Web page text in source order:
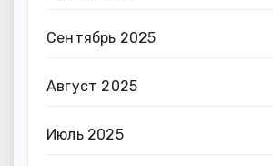
Сентябрь 2025
Август 2025
Июль 2025